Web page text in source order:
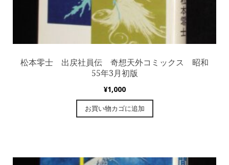
松本零士 出戻社員伝 奇想天外コミックス 昭和
55年3月初版
¥1,000
お買い物カゴに追加